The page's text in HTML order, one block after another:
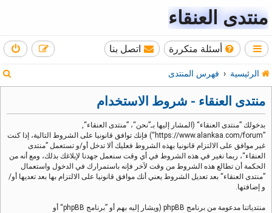
منتدى العنقاء
أسئلة متكررة اتصل بنا
الرئيسية فهرس المنتدى
منتدى العنقاء - شروط الاستخدام
بدخولك ”منتدى العنقاء“ (المشار إليها بـ”نحن“، ”منتدى العنقاء“,
”https://www.alankaa.com/forum“) فإنك توافق قانونيا على الشروط التالية، إذا كنت
غير موافق على الالتزام قانونيا بهذه الشروط فعليك ألا تدخل أو/و تستعمل ”منتدى
العنقاء“، ربما نغير في هذه الشروط في أي وقت سنعمل جهدنا لإبلاغك بذلك، ومع أنه من
الحكمة أن تطالع هذه الشروط من وقت لآخر فإنه باستمرارك في الدخول واستعمال
”منتدى العنقاء“ بعد تعديل الشروط يعني أنك موافق قانونيا على الالتزام بها بعد تعديها أو/
و إضافتها.
منتدياتنا مدعومة من برنامج phpBB (ويشار إليه بهم أو ”برنامج phpBB“ أو